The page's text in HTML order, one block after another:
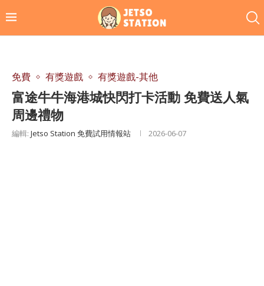
免費 有獎遊戲 有獎遊戲-其他
富途牛牛海港城快閃打卡活動 免費送人氣
周邊禮物
編輯: Jetso Station 免費試用情報站 2026-06-07